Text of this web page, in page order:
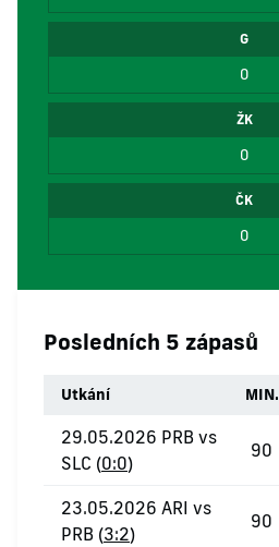
G
0
ŽK
0
ČK
0
Posledních 5 zápasů
Utkání MIN.
29.05.2026 PRB vs
SLC (0:0)
90
23.05.2026 ARI vs
PRB (3:2)
90